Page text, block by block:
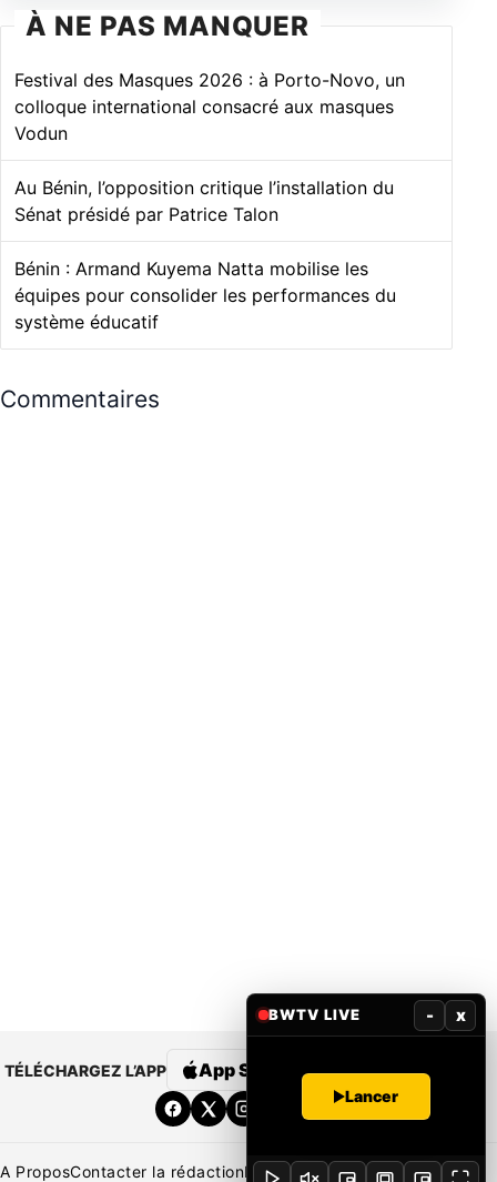
À NE PAS MANQUER
Festival des Masques 2026 : à Porto-Novo, un
colloque international consacré aux masques
Vodun
Au Bénin, l’opposition critique l’installation du
Sénat présidé par Patrice Talon
Bénin : Armand Kuyema Natta mobilise les
équipes pour consolider les performances du
système éducatif
Commentaires
TÉLÉCHARGEZ L’APP App Store Google Play
A ProposContacter la rédactionRédaction Mentions légales
BWTV LIVE - x
Lancer